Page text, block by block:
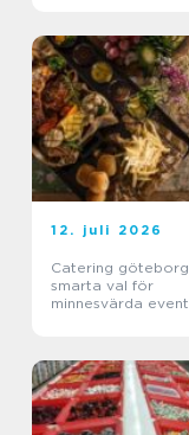
12. juli 2026
Catering göteborg
smarta val för
minnesvärda event